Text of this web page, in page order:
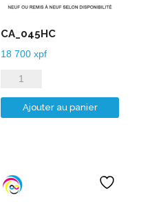
CA_045HC
18 700xpf
quantité
de
CA_045HC
Ajouter au panier